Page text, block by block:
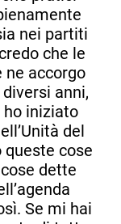
nei partiti
che le
ne accorgo
anni,
ho iniziato
del
cose
dette
Se mi hai